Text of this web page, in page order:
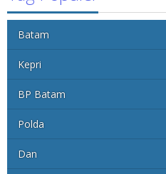
Batam
Kepri
BP Batam
Polda
Dan